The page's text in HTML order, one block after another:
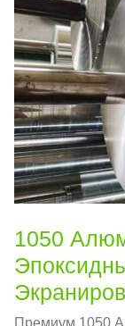
1050
Премиум 1050